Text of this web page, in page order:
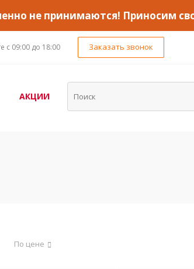
не принимаются! Приносим
с 09:00 до 18:00 Заказать звонок
АКЦИИ
По цене